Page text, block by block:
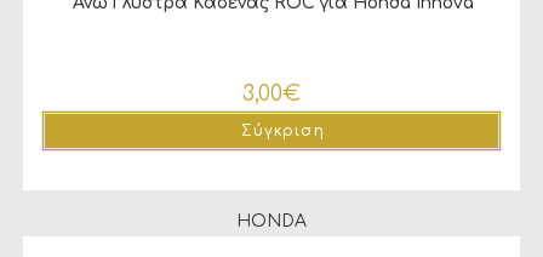
3,00€
Σύγκριση
HONDA